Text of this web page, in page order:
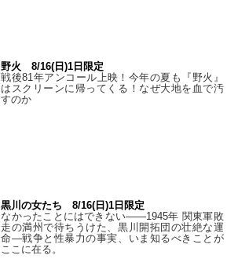
野火 8/16(日)1日限定
戦後81年アンコール上映！今年の夏も『野火』
はスクリーンに帰ってくる！なぜ大地を血で汚
すのか
黒川の女たち 8/16(日)1日限定
なかったことにはできない——1945年 関東軍敗
走の満州で待ちうけた、黒川開拓団の壮絶な運
命―戦争と性暴力の事実、いま知るべきことが
ここに在る。